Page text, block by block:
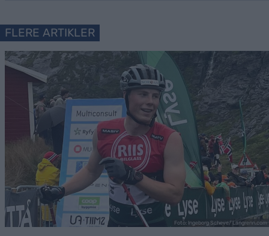
FLERE ARTIKLER
Foto: Ingeborg Scheve/ Langrenn.com